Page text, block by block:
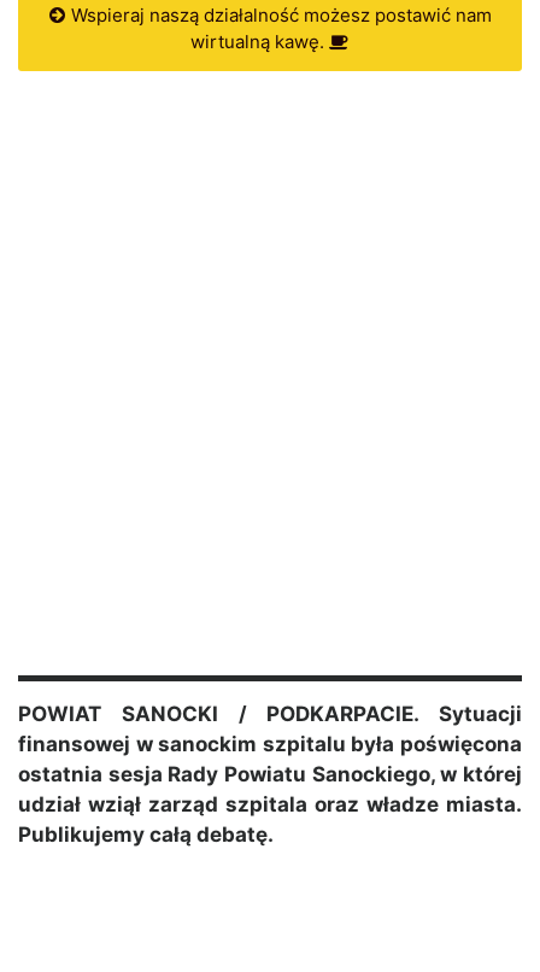
Wspieraj naszą działalność możesz postawić nam
wirtualną kawę.
POWIAT SANOCKI / PODKARPACIE. Sytuacji
finansowej w sanockim szpitalu była poświęcona
ostatnia sesja Rady Powiatu Sanockiego, w której
udział wziął zarząd szpitala oraz władze miasta.
Publikujemy całą debatę.